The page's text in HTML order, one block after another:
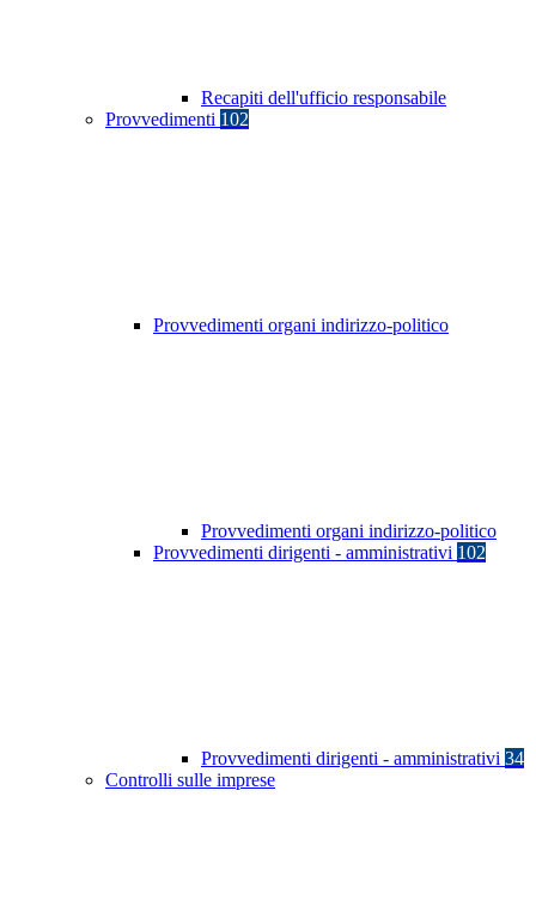
Recapiti dell'ufficio responsabile
Provvedimenti 102
Provvedimenti organi indirizzo-politico
Provvedimenti organi indirizzo-politico
Provvedimenti dirigenti - amministrativi 102
Provvedimenti dirigenti - amministrativi 34
Controlli sulle imprese